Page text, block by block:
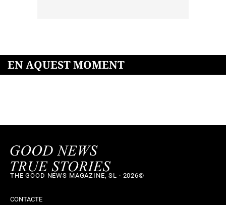
EN AQUEST MOMENT
THE GOOD NEWS MAGAZINE, SL · 2026©
CONTACTE